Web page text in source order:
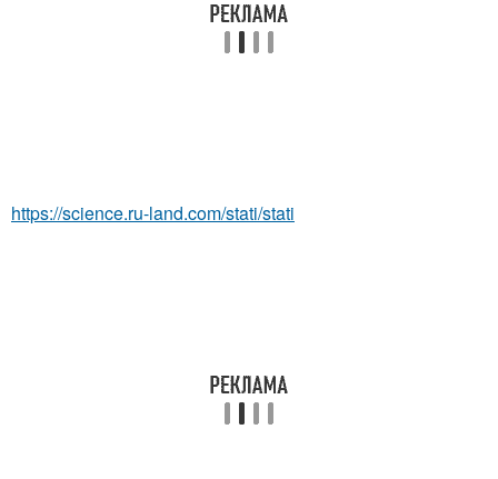
https://science.ru-land.com/stati/stati